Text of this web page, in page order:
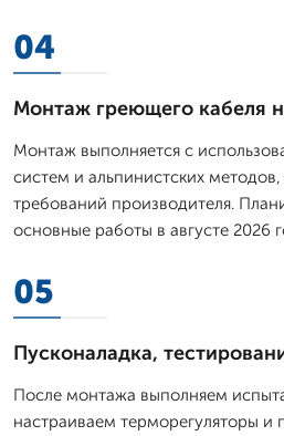
04
Монтаж греющего кабеля
Монтаж выполняется с
систем и альпинистских
требований производителя.
основные работы в августе 2026
05
Пусконаладка,
После монтажа выполняем
настраиваем терморегуляторы и